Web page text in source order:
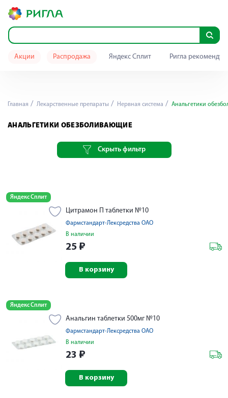
Акции Распродажа Яндекс Сплит Ригла
Главная Лекарственные препараты Нервная система Анальгетики
АНАЛЬГЕТИКИ ОБЕЗБОЛИВАЮЩИЕ
Скрыть фильтр
Яндекс Сплит
Цитрамон П таблетки №10
Фармстандарт-Лексредства ОАО
В наличии
25 ₽
В корзину
Яндекс Сплит
Анальгин таблетки 500мг №10
Фармстандарт-Лексредства ОАО
В наличии
23 ₽
В корзину